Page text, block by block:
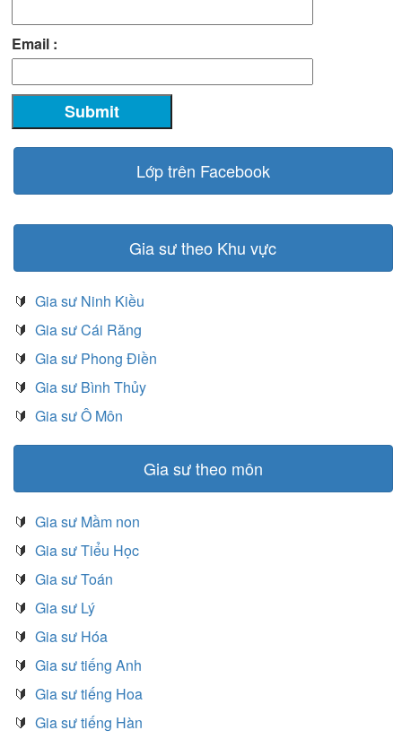
Email :
Lớp trên Facebook
Gia sư theo Khu vực
🔰 Gia sư Ninh Kiều
🔰 Gia sư Cái Răng
🔰 Gia sư Phong Điền
🔰 Gia sư Bình Thủy
🔰 Gia sư Ô Môn
Gia sư theo môn
🔰 Gia sư Mầm non
🔰 Gia sư Tiểu Học
🔰 Gia sư Toán
🔰 Gia sư Lý
🔰 Gia sư Hóa
🔰 Gia sư tiếng Anh
🔰 Gia sư tiếng Hoa
🔰 Gia sư tiếng Hàn